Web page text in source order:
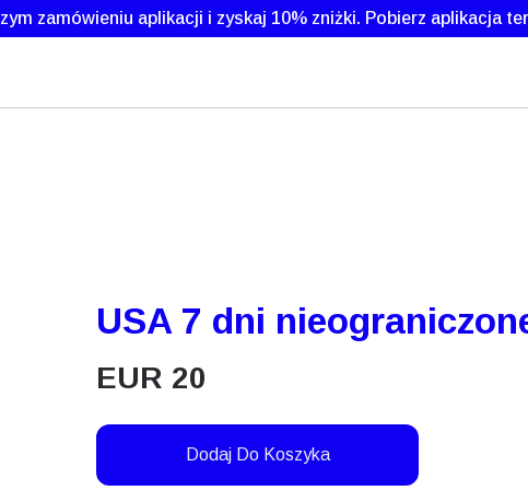
zamówieniu aplikacji i zyskaj 10% zniżki. Pobierz aplikacja
USA 7 dni
EUR 20
Dodaj Do Koszyka